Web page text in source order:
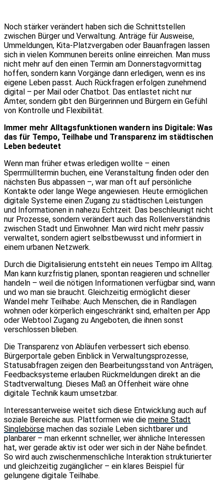
Noch stärker verändert haben sich die Schnittstellen
zwischen Bürger und Verwaltung. Anträge für Ausweise,
Ummeldungen, Kita-Platzvergaben oder Bauanfragen lassen
sich in vielen Kommunen bereits online einreichen. Man muss
nicht mehr auf den einen Termin am Donnerstagvormittag
hoffen, sondern kann Vorgänge dann erledigen, wenn es ins
eigene Leben passt. Auch Rückfragen erfolgen zunehmend
digital – per Mail oder Chatbot. Das entlastet nicht nur
Ämter, sondern gibt den Bürgerinnen und Bürgern ein Gefühl
von Kontrolle und Flexibilität.
Immer mehr Alltagsfunktionen wandern ins Digitale: Was
das für Tempo, Teilhabe und Transparenz im städtischen
Leben bedeutet
Wenn man früher etwas erledigen wollte – einen
Sperrmülltermin buchen, eine Veranstaltung finden oder den
nächsten Bus abpassen –, war man oft auf persönliche
Kontakte oder lange Wege angewiesen. Heute ermöglichen
digitale Systeme einen Zugang zu städtischen Leistungen
und Informationen in nahezu Echtzeit. Das beschleunigt nicht
nur Prozesse, sondern verändert auch das Rollenverständnis
zwischen Stadt und Einwohner. Man wird nicht mehr passiv
verwaltet, sondern agiert selbstbewusst und informiert in
einem urbanen Netzwerk.
Durch die Digitalisierung entsteht ein neues Tempo im Alltag.
Man kann kurzfristig planen, spontan reagieren und schneller
handeln – weil die nötigen Informationen verfügbar sind, wann
und wo man sie braucht. Gleichzeitig ermöglicht dieser
Wandel mehr Teilhabe: Auch Menschen, die in Randlagen
wohnen oder körperlich eingeschränkt sind, erhalten per App
oder Webtool Zugang zu Angeboten, die ihnen sonst
verschlossen blieben.
Die Transparenz von Abläufen verbessert sich ebenso.
Bürgerportale geben Einblick in Verwaltungsprozesse,
Statusabfragen zeigen den Bearbeitungsstand von Anträgen,
Feedbacksysteme erlauben Rückmeldungen direkt an die
Stadtverwaltung. Dieses Maß an Offenheit wäre ohne
digitale Technik kaum umsetzbar.
Interessanterweise weitet sich diese Entwicklung auch auf
soziale Bereiche aus. Plattformen wie die meine Stadt
Singlebörse machen das soziale Leben sichtbarer und
planbarer – man erkennt schneller, wer ähnliche Interessen
hat, wer gerade aktiv ist oder wer sich in der Nähe befindet.
So wird auch zwischenmenschliche Interaktion strukturierter
und gleichzeitig zugänglicher – ein klares Beispiel für
gelungene digitale Teilhabe.